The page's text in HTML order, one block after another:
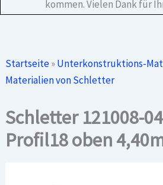
kommen. Vielen Dank für
Startseite»Unterkonstruktions-
Materialien von Schletter
Schletter 121008-
Profil18 oben